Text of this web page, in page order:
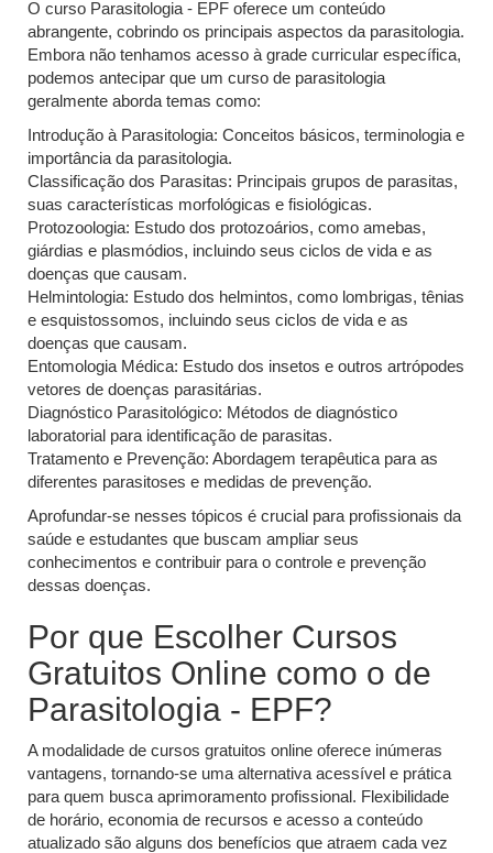
O curso Parasitologia - EPF oferece um conteúdo
abrangente, cobrindo os principais aspectos da parasitologia.
Embora não tenhamos acesso à grade curricular específica,
podemos antecipar que um curso de parasitologia
geralmente aborda temas como:
Introdução à Parasitologia: Conceitos básicos, terminologia e
importância da parasitologia.
Classificação dos Parasitas: Principais grupos de parasitas,
suas características morfológicas e fisiológicas.
Protozoologia: Estudo dos protozoários, como amebas,
giárdias e plasmódios, incluindo seus ciclos de vida e as
doenças que causam.
Helmintologia: Estudo dos helmintos, como lombrigas, tênias
e esquistossomos, incluindo seus ciclos de vida e as
doenças que causam.
Entomologia Médica: Estudo dos insetos e outros artrópodes
vetores de doenças parasitárias.
Diagnóstico Parasitológico: Métodos de diagnóstico
laboratorial para identificação de parasitas.
Tratamento e Prevenção: Abordagem terapêutica para as
diferentes parasitoses e medidas de prevenção.
Aprofundar-se nesses tópicos é crucial para profissionais da
saúde e estudantes que buscam ampliar seus
conhecimentos e contribuir para o controle e prevenção
dessas doenças.
Por que Escolher Cursos
Gratuitos Online como o de
Parasitologia - EPF?
A modalidade de cursos gratuitos online oferece inúmeras
vantagens, tornando-se uma alternativa acessível e prática
para quem busca aprimoramento profissional. Flexibilidade
de horário, economia de recursos e acesso a conteúdo
atualizado são alguns dos benefícios que atraem cada vez